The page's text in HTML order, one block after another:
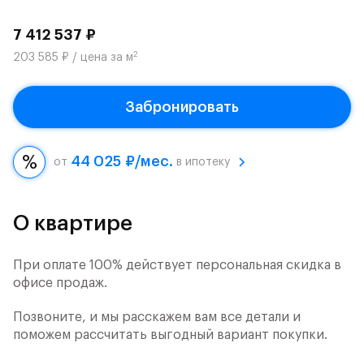
7 412 537 ₽
203 585 ₽ / цена за м2
Забронировать
от 44 025 ₽/мес. в ипотеку
О квартире
При оплате 100% действует персональная скидка в
офисе продаж.
Позвоните, и мы расскажем вам все детали и
поможем рассчитать выгодный вариант покупки.